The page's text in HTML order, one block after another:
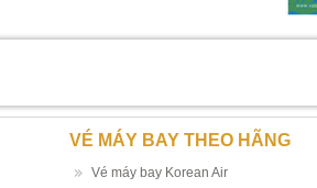
VÉ MÁY BAY THEO HÃNG
Vé máy bay Korean Air